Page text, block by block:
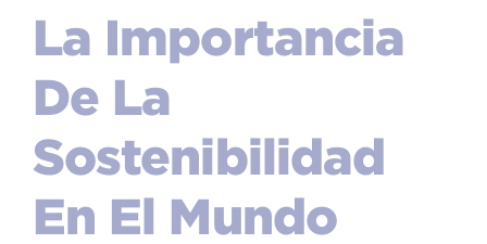
La Importancia
De La
Sostenibilidad
En El Mundo